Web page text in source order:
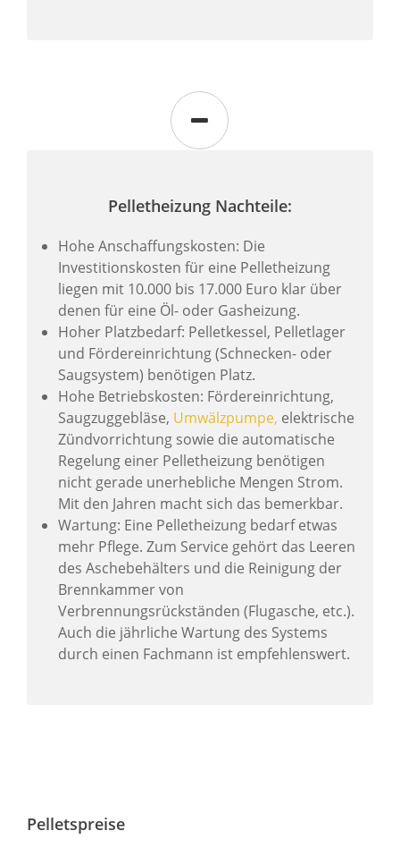
Pelletheizung Nachteile:
Hohe Anschaffungskosten: Die
Investitionskosten für eine Pelletheizung
liegen mit 10.000 bis 17.000 Euro klar über
denen für eine Öl- oder Gasheizung.
Hoher Platzbedarf: Pelletkessel, Pelletlager
und Fördereinrichtung (Schnecken- oder
Saugsystem) benötigen Platz.
Hohe Betriebskosten: Fördereinrichtung,
Saugzuggebläse, Umwälzpumpe, elektrische
Zündvorrichtung sowie die automatische
Regelung einer Pelletheizung benötigen
nicht gerade unerhebliche Mengen Strom.
Mit den Jahren macht sich das bemerkbar.
Wartung: Eine Pelletheizung bedarf etwas
mehr Pflege. Zum Service gehört das Leeren
des Aschebehälters und die Reinigung der
Brennkammer von
Verbrennungsrückständen (Flugasche, etc.).
Auch die jährliche Wartung des Systems
durch einen Fachmann ist empfehlenswert.
Pelletspreise